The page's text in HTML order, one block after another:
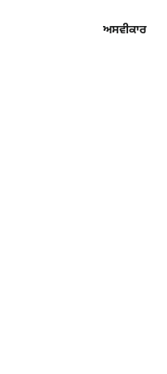
ਅਸਵੀਕਾਰ